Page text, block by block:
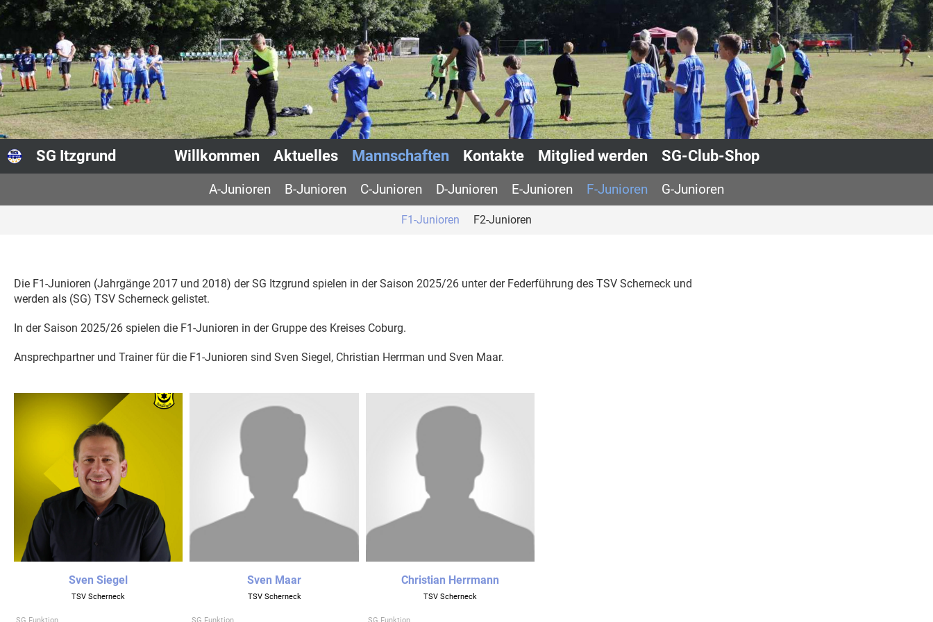
SG Itzgrund Willkommen Aktuelles Mannschaften Kontakte Mitglied werden SG-Club-Shop
A-Junioren B-Junioren C-Junioren D-Junioren E-Junioren F-Junioren G-Junioren
F1-Junioren F2-Junioren
Die F1-Junioren (Jahrgänge 2017 und 2018) der SG Itzgrund spielen in der Saison 2025/26 unter der Federführung des TSV Scherneck und
werden als (SG) TSV Scherneck gelistet.
In der Saison 2025/26 spielen die F1-Junioren in der Gruppe des Kreises Coburg.
Ansprechpartner und Trainer für die F1-Junioren sind Sven Siegel, Christian Herrman und Sven Maar.
Sven Siegel
TSV Scherneck
Sven Maar
TSV Scherneck
Christian Herrmann
TSV Scherneck